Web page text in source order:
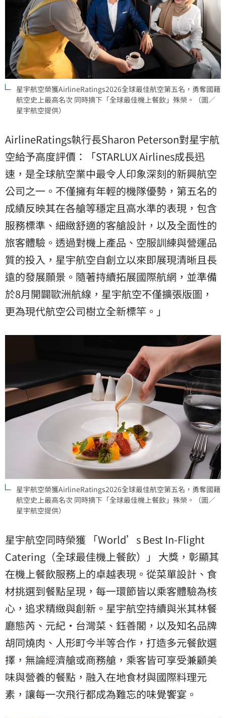
星宇航空榮獲AirlineRatings2026全球最佳航空第五名，勇奪國籍
航空史上最高名次 同時摘下「全球最佳機上餐飲」殊榮。（圖／
星宇航空提供）
AirlineRatings執行長Sharon Peterson對星宇航
空給予高度評價：「STARLUX Airlines成長迅
速，是全球航空業中最令人印象深刻的新興航空
公司之一。不僅擁有年輕的機隊優勢，第五名的
成績反映其在各艙等穩定且高水準的表現，包含
服務標準、細緻舒適的客艙設計，以及全面性的
旅客體驗。透過對機上產品、空服訓練與營運品
質的投入，星宇航空自創立以來即展現清晰且長
遠的發展願景。隨著持續拓展國際航網，並準備
於8月開闢歐洲航線，星宇航空不僅擴張版圖，
更為現代航空公司樹立全新標竿。」
星宇航空榮獲AirlineRatings2026全球最佳航空第五名，勇奪國籍
航空史上最高名次 同時摘下「全球最佳機上餐飲」殊榮。（圖／
星宇航空提供）
星宇航空同時榮獲 「World’s Best In-Flight
Catering（全球最佳機上餐飲）」 大獎，彰顯其
在機上餐飲服務上的卓越表現。從菜單設計、食
材挑選到餐點呈現，每一環節皆以乘客體驗為核
心，追求精緻與創新。星宇航空持續與米其林餐
廳態芮、元紀・台灣菜、鈺善閣，以及知名品牌
胡同燒肉、人形町今半等合作，打造多元餐飲選
擇，無論經濟艙或商務艙，乘客皆可享受兼顧美
味與營養的餐點，融入在地食材與國際料理元
素，讓每一次飛行都成為難忘的味覺饗宴。